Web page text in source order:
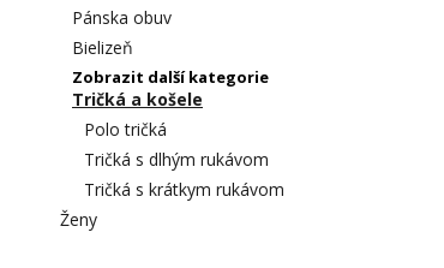
Pánska obuv
Bielizeň
Zobrazit další kategorie
Tričká a košele
Polo tričká
Tričká s dlhým rukávom
Tričká s krátkym rukávom
Ženy